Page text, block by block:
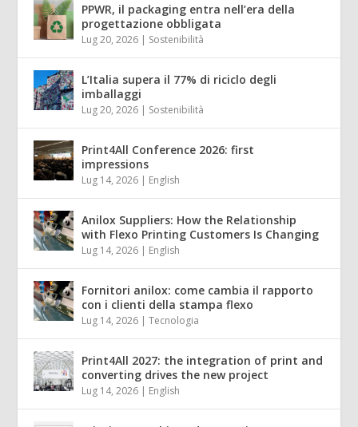
PPWR, il packaging entra nell’era della
progettazione obbligata
Lug 20, 2026 | Sostenibilità
L’Italia supera il 77% di riciclo degli
imballaggi
Lug 20, 2026 | Sostenibilità
Print4All Conference 2026: first
impressions
Lug 14, 2026 | English
Anilox Suppliers: How the Relationship
with Flexo Printing Customers Is Changing
Lug 14, 2026 | English
Fornitori anilox: come cambia il rapporto
con i clienti della stampa flexo
Lug 14, 2026 |Tecnologia
Print4All 2027: the integration of print and
converting drives the new project
Lug 14, 2026 | English